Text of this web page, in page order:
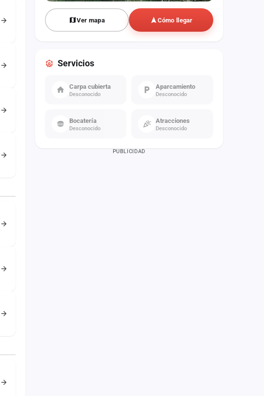
Ver mapa Cómo llegar
Servicios
Carpa cubierta
Desconocido
Aparcamiento
Desconocido
Bocatería
Desconocido
Atracciones
Desconocido
PUBLICIDAD